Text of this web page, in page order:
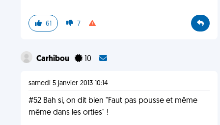
61 7
Carhibou 10
samedi 5 janvier 2013 10:14
#52 Bah si, on dit bien "Faut pas pousse et même
même dans les orties" !